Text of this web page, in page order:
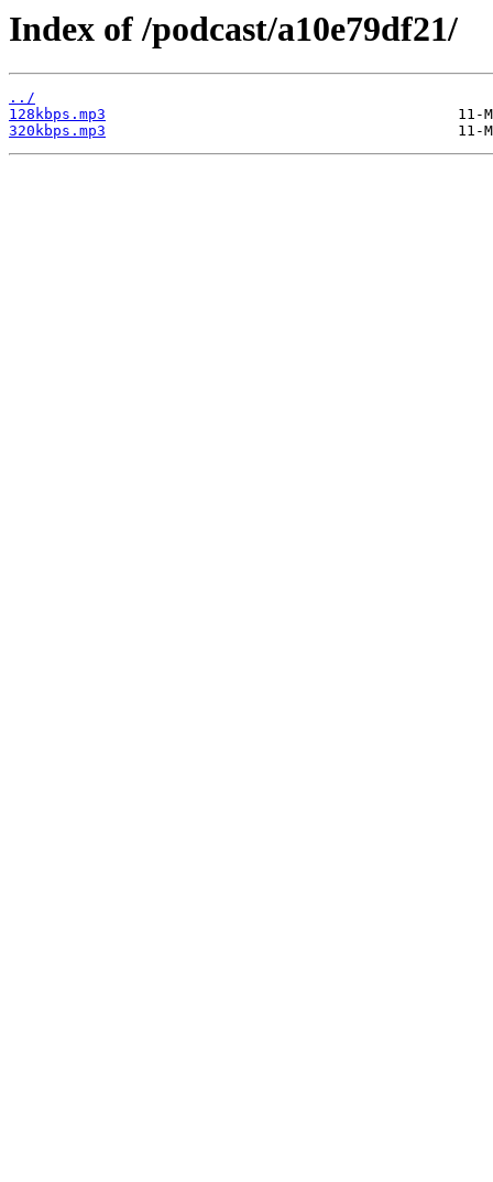
Index of /podcast/a10e79df21/
../
128kbps.mp3
320kbps.mp3